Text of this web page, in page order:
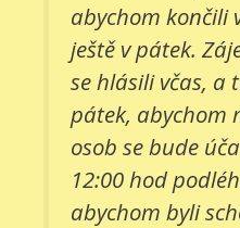
abychom končili
ještě v pátek.
se hlásili včas, a
pátek, abychom
osob se bude
12:00 hod
abychom byli